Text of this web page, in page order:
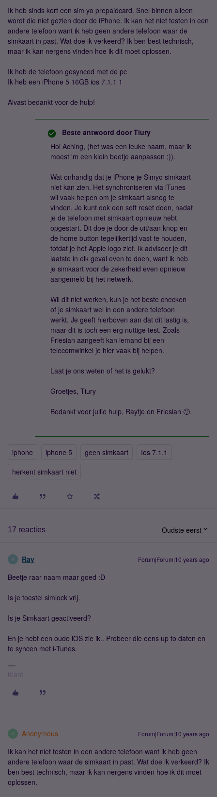
Ik heb sinds kort een sim yo prepaidcard. Snel binnen alleen
wordt die niet gezien door de iPhone. Ik kan het niet testen in een
andere telefoon want ik heb geen andere telefoon waar de
simkaart in past. Wat doe ik verkeerd? Ik ben best technisch,
maar ik kan nergens vinden hoe ik dit moet oplossen.
Ik heb de telefoon gesynced met de pc
Ik heb een iPhone 5 16GB ios 7.1.1 1
Alvast bedankt voor de hulp!
Beste antwoord door Tiury
Hoi Aching, (het was een leuke naam, maar ik
moest 'm een klein beetje aanpassen ;)).
Wat onhandig dat je iPhone je Simyo simkaart
niet kan zien. Het synchroniseren via iTunes
wil vaak helpen om je simkaart alsnog te
vinden. Je kunt ook een soft reset doen, nadat
je de telefoon met simkaart opnieuw hebt
opgestart. Dit doe je door de uit/aan knop en
de home button tegelijkertijd vast te houden,
totdat je het Apple logo ziet. Ik adviseer je dit
laatste in elk geval even te doen, want ik heb
je simkaart voor de zekerheid even opnieuw
aangemeld bij het netwerk.
Wil dit niet werken, kun je het beste checken
of je simkaart wel in een andere telefoon
werkt. Je geeft hierboven aan dat dit lastig is,
maar dit is toch een erg nuttige test. Zoals
Friesian aangeeft kan iemand bij een
telecomwinkel je hier vaak bij helpen.
Laat je ons weten of het is gelukt?
Groetjes, Tiury
Bedankt voor jullie hulp, Raytje en Friesian 🙂.
iphone iphone 5 geen simkaart
Ios 7.1.1
herkent simkaart niet
17 reacties Oudste eerst
R Ray Forum|Forum|10 years ago
Beetje raar naam maar goed :D
Is je toestel simlock vrij.
Is je Simkaart geactiveerd?
En je hebt een oude iOS zie ik.. Probeer die eens up to daten en
te syncen met i-Tunes.
Klant
A Anonymous Forum|Forum|10 years ago
Ik kan het niet testen in een andere telefoon want ik heb geen
andere telefoon waar de simkaart in past. Wat doe ik verkeerd? Ik
ben best technisch, maar ik kan nergens vinden hoe ik dit moet
oplossen.